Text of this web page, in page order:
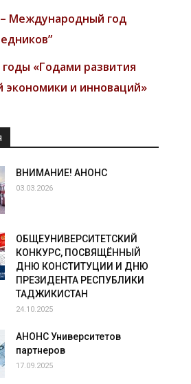
– Международный год
годы «Годами развития
экономики и инноваций»
ВНИМАНИЕ! АНОНС
03.03.2026
ОБЩЕУНИВЕРСИТЕТСКИЙ
КОНКУРС, ПОСВЯЩЁННЫЙ
ДНЮ КОНСТИТУЦИИ И ДНЮ
ПРЕЗИДЕНТА РЕСПУБЛИКИ
ТАДЖИКИСТАН
24.10.2025
АНОНС Университетов
партнеров
17.09.2025